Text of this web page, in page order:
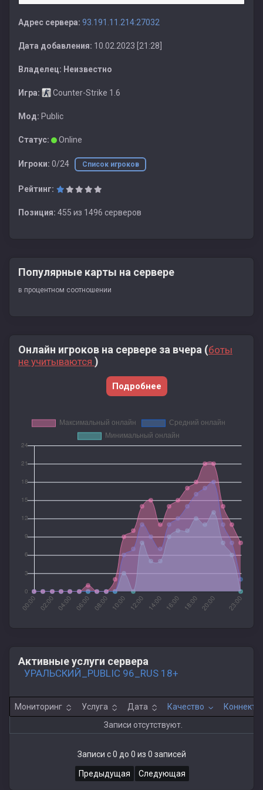
Адрес сервера: 93.191.11.214:27032
Дата добавления: 10.02.2023 [21:28]
Владелец: Неизвестно
Игра: Counter-Strike 1.6
Мод: Public
Статус: Online
Игроки: 0/24 Список игроков
Рейтинг:
Позиция: 455 из 1496 серверов
Популярные карты на сервере
в процентном соотношении
Онлайн игроков на сервере за вчера (боты
не учитываются )
Подробнее
Активные услуги сервера
УРАЛЬСКИЙ_PUBLIC 96_RUS 18+
Мониторинг Услуга Дата Качество
Коннекты
Записи отсутствуют.
Записи с 0 до 0 из 0 записей
Предыдущая Следующая